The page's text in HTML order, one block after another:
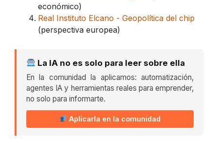
económico)
Real Instituto Elcano - Geopolítica del chip
(perspectiva europea)
La IA no es solo para leer sobre ella
En la comunidad la aplicamos: automatización,
agentes IA y herramientas reales para emprender,
no solo para informarte.
Aplicarla en la comunidad